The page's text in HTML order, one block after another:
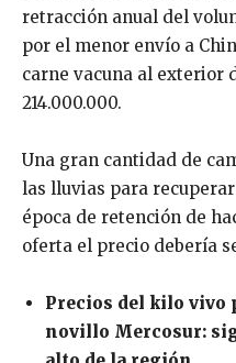
retracción anual del
por el menor envío a
carne vacuna al exterior
214.000.000.
Una gran cantidad de
las lluvias para
época de retención de
oferta el precio debería
Precios del kilo vivo
novillo Mercosur: